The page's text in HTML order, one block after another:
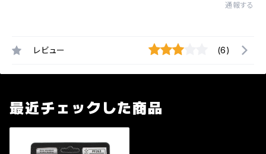
通報する
レビュー (6)
最近チェックした商品